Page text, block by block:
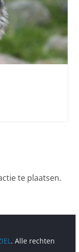
te plaatsen.
. Alle rechten